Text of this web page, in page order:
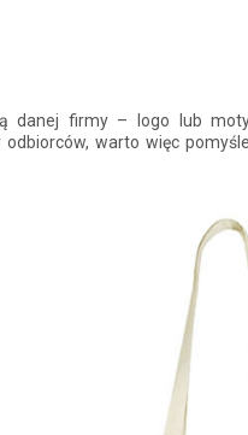
danej firmy – logo lub
warto więc